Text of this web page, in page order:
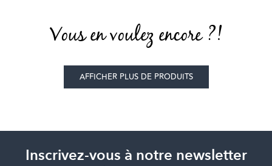
Vous en voulez encore ?!
AFFICHER PLUS DE PRODUITS
Inscrivez-vous à notre newsletter